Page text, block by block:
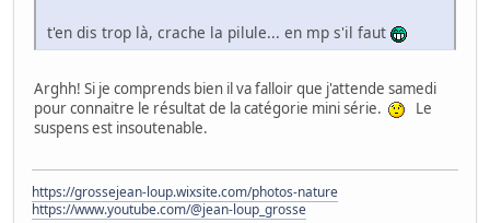
t'en dis trop là, crache la pilule... en mp s'il faut
Arghh! Si je comprends bien il va falloir que j'attende samedi
pour connaitre le résultat de la catégorie mini série.
Le
suspens est insoutenable.
https://grossejean-loup.wixsite.com/photos-nature
https://www.youtube.com/@jean-loup_grosse